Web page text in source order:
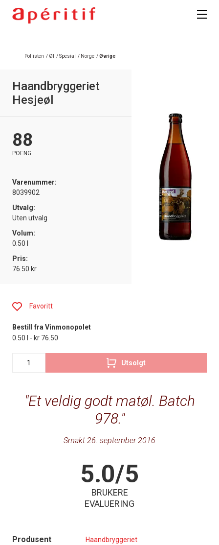
Pollisten / Øl /Spesial / Norge /Øvrige
Haandbryggeriet
Hesjeøl
88
POENG
Varenummer:
8039902
Utvalg:
Uten utvalg
Volum:
0.50 l
Pris:
76.50 kr
Et veldig godt matøl. Batch
978.
Smakt 26. september 2016
5.0/5
BRUKERE
EVALUERING
Produsent Haandbryggeriet
Favoritt
Bestill fra Vinmonopolet
0.50 l - kr 76.50
Utsolgt